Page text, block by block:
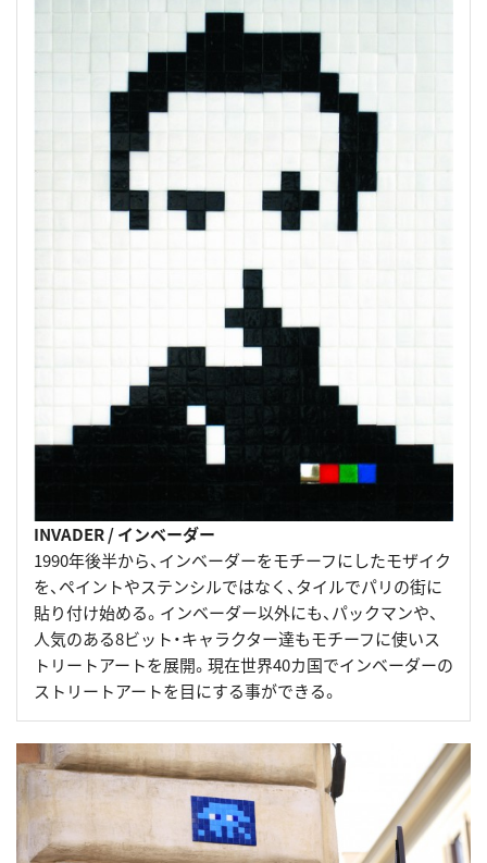
INVADER / インベーダー
1990年後半から、インベーダーをモチーフにしたモザイク
を、ペイントやステンシルではなく、タイルでパリの街に
貼り付け始める。インベーダー以外にも、パックマンや、
人気のある8ビット・キャラクター達もモチーフに使いス
トリートアートを展開。現在世界40カ国でインベーダーの
ストリートアートを目にする事ができる。